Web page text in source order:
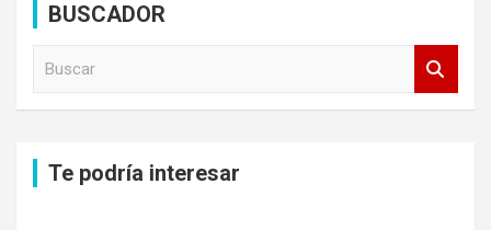
BUSCADOR
Te podría interesar